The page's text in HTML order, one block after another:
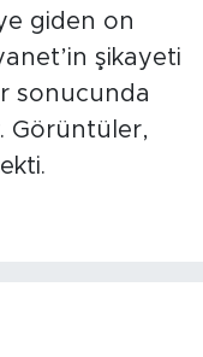
giden on
şikayeti
sonucunda
Görüntüler,